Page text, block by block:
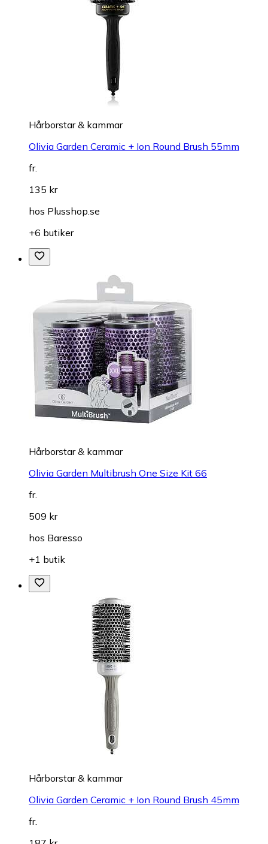
Hårborstar & kammar
Olivia Garden Ceramic + Ion Round Brush 55mm
fr.
135 kr
hos Plusshop.se
+6 butiker
Hårborstar & kammar
Olivia Garden Multibrush One Size Kit 66
fr.
509 kr
hos Baresso
+1 butik
Hårborstar & kammar
Olivia Garden Ceramic + Ion Round Brush 45mm
fr.